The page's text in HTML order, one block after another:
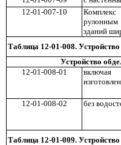
12-01-007-10
рулонным
зданий
Таблица 12-01-008.
Устройство
12-01-008-01
12-01-008-02
без
Таблица 12-01-009.